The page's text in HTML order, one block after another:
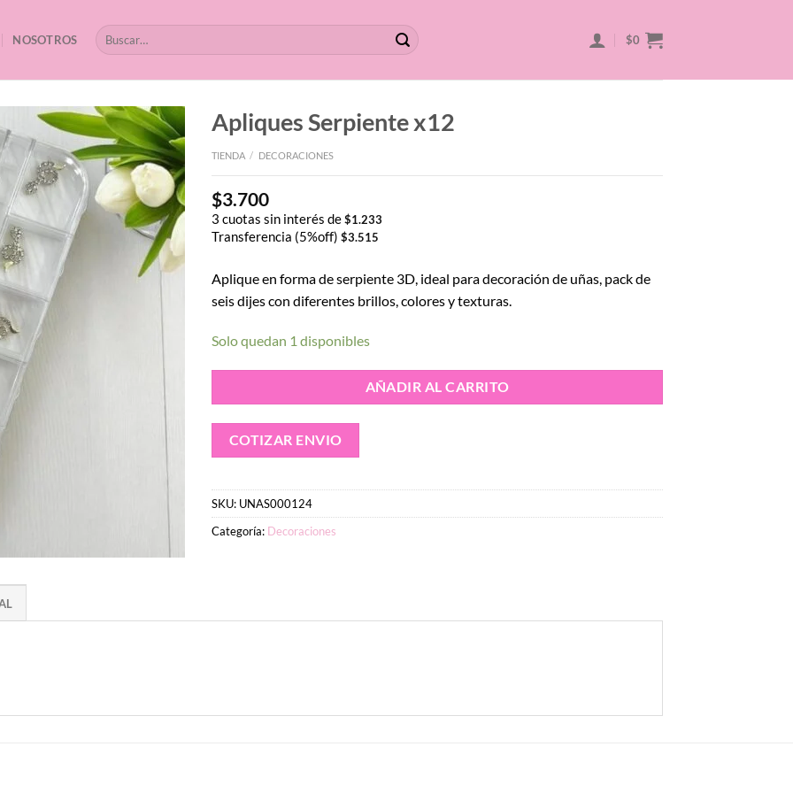
NOSOTROS
Buscar
por:
$0
Apliques Serpiente x12
TIENDA / DECORACIONES
$3.700
3 cuotas sin interés de$1.233
Transferencia (5%off) $3.515
Aplique en forma de serpiente 3D, ideal para decoración de uñas, pack de
seis dijes con diferentes brillos, colores y texturas.
Solo quedan 1 disponibles
AÑADIR AL CARRITO
COTIZAR ENVIO
SKU: UNAS000124
Categoría: Decoraciones